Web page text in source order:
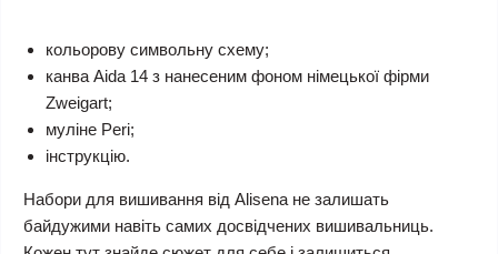
кольорову символьну схему;
канва Aida 14 з нанесеним фоном німецької фірми
Zweigart;
муліне Peri;
інструкцію.
Набори для вишивання від Alisena не залишать
байдужими навіть самих досвідчених вишивальниць.